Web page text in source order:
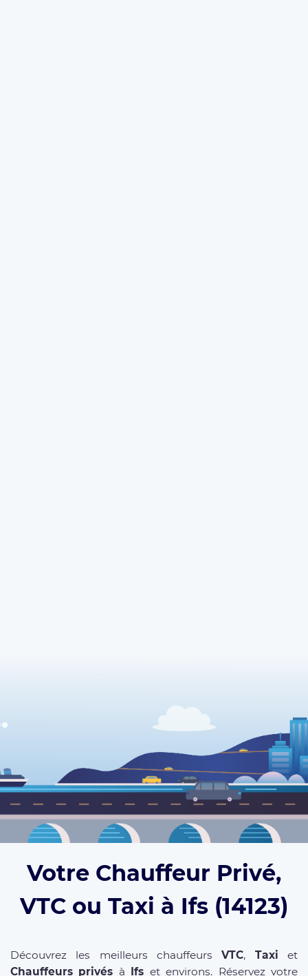
Votre Chauffeur Privé,
VTC ou Taxi à Ifs (14123)
Découvrez les meilleurs chauffeursVTC, Taxi et
Chauffeurs privés à Ifs et environs. Réservez votre